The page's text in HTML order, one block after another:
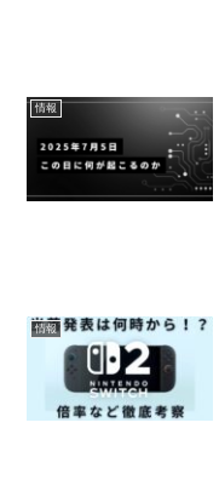
情報
情報